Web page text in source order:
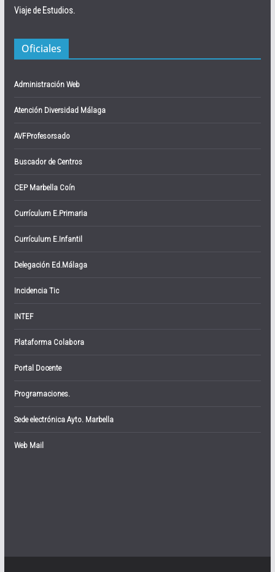
Viaje de Estudios.
Oficiales
Administración Web
Atención Diversidad Málaga
AVFProfesorsado
Buscador de Centros
CEP Marbella Coín
Currículum E.Primaria
Currículum E.Infantil
Delegación Ed.Málaga
Incidencia Tic
INTEF
Plataforma Colabora
Portal Docente
Programaciones.
Sede electrónica Ayto. Marbella
Web Mail